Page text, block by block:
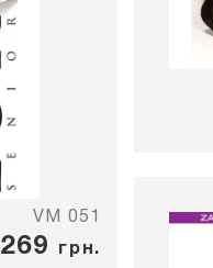
VM 051
269 грн.